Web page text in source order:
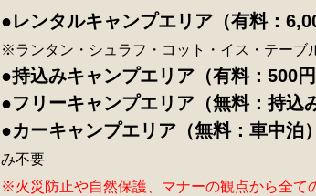
●レンタルキャンプエリア（有料：
※ランタン・シュラフ・コット・イス・テーブ
●持込みキャンプエリア（有料：500
●フリーキャンプエリア（無料：持込
●カーキャンプエリア（無料：車中泊）
み不要
※火災防止や自然保護、マナーの観点から全て